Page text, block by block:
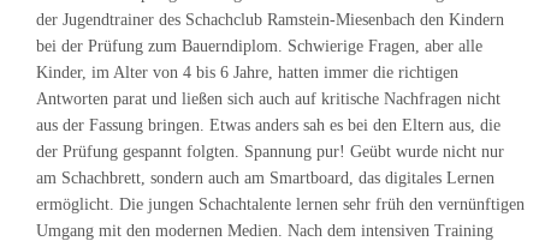
der Jugendtrainer des Schachclub Ramstein-Miesenbach den Kindern
bei der Prüfung zum Bauerndiplom. Schwierige Fragen, aber alle
Kinder, im Alter von 4 bis 6 Jahre, hatten immer die richtigen
Antworten parat und ließen sich auch auf kritische Nachfragen nicht
aus der Fassung bringen. Etwas anders sah es bei den Eltern aus, die
der Prüfung gespannt folgten. Spannung pur! Geübt wurde nicht nur
am Schachbrett, sondern auch am Smartboard, das digitales Lernen
ermöglicht. Die jungen Schachtalente lernen sehr früh den vernünftigen
Umgang mit den modernen Medien. Nach dem intensiven Training